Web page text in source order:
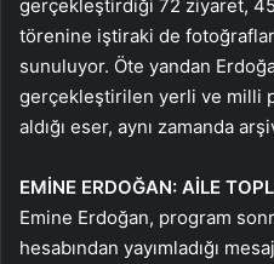
gerçekleştirdiği 72 ziyaret, 45
törenine iştiraki de
sunuluyor. Öte yandan
gerçekleştirilen yerli ve milli
aldığı eser, aynı zamanda
EMİNE ERDOĞAN: AİLE
Emine Erdoğan, program
hesabından yayımladığı